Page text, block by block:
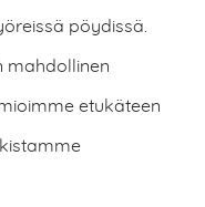
pöydissä.
mahdollinen
etukäteen